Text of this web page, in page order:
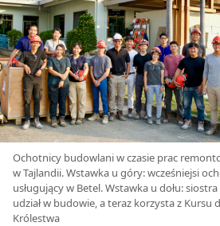
Ochotnicy budowlani w czasie prac
w Tajlandii. Wstawka u góry: wcześniejsi
usługujący w Betel. Wstawka u dołu:
udział w budowie, a teraz korzysta z Kursu
Królestwa